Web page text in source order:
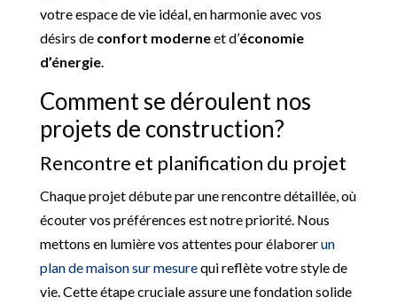
votre espace de vie idéal, en harmonie avec vos
désirs de confort moderneet d’économie
d’énergie.
Comment se déroulent nos
projets de construction?
Rencontre et planification du projet
Chaque projet débute par une rencontre détaillée, où
écouter vos préférences est notre priorité. Nous
mettons en lumière vos attentes pour élaborerun
plan de maison sur mesurequi reflète votre style de
vie. Cette étape cruciale assure une fondation solide